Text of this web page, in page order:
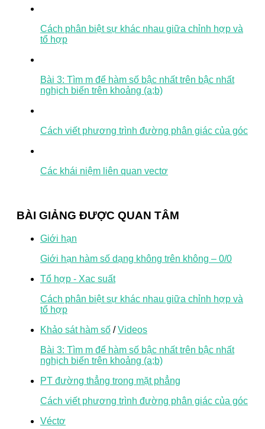
Cách phân biệt sự khác nhau giữa chỉnh hợp và
tổ hợp
Bài 3: Tìm m để hàm số bậc nhất trên bậc nhất
nghịch biến trên khoảng (a;b)
Cách viết phương trình đường phân giác của góc
Các khái niệm liên quan vectơ
BÀI GIẢNG ĐƯỢC QUAN TÂM
Giới hạn
Giới hạn hàm số dạng không trên không – 0/0
Tổ hợp - Xac suất
Cách phân biệt sự khác nhau giữa chỉnh hợp và
tổ hợp
Khảo sát hàm số /Videos
Bài 3: Tìm m để hàm số bậc nhất trên bậc nhất
nghịch biến trên khoảng (a;b)
PT đường thẳng trong mặt phẳng
Cách viết phương trình đường phân giác của góc
Véctơ